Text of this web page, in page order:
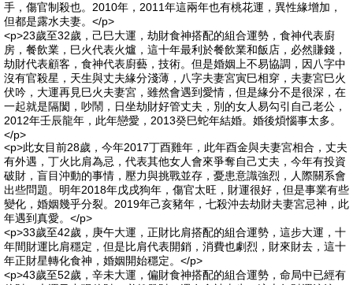
手，傷官制殺也。2010年，2011年這兩年也有桃花運，異性緣增加，
但都是露水夫妻。</p>
<p>23歲至32歲，己巳大運，劫財食神搭配的組合運勢，食神代表廚
房，餐飲業，巳火代表火爐，這十年最利於餐飲業和飯店，必然賺錢，
劫財代表顧客，食神代表廚藝，技術。但是婚姻上不易協調，因八字中
沒有官殺星，天生與丈夫緣分淺薄，八字夫妻宮寅巳相穿，夫妻宮巳火
伏吟，大運再見巳火夫妻宮，雖然會遇到愛情，但是緣分不是很深，在
一起就是隔閡，吵鬧，日坐劫財好管丈夫，別的女人易勾引自己老公，
2012年壬辰龍年，此年戀愛，2013癸巳蛇年結婚。婚後煩惱事太多。
</p>
<p>此女目前28歲，今年2017丁酉雞年，此年酉金與夫妻宮相合，丈夫
有外遇，丁火比肩為忌，代表其他女人會來爭奪自己丈夫，今年有投資
破財，盲目沖動的事情，壓力與挑戰並存，憂患意識強烈，人際關系會
出些問題。明年2018年戊戌狗年，傷官太旺，財運很好，但是事業有些
變化，婚姻幾乎分裂。2019年己亥豬年，七殺沖去劫財夫妻宮忌神，此
年遇到真愛。</p>
<p>33歲至42歲，庚午大運，正財比肩搭配的組合運勢，這步大運，十
年間財運比肩穩定，但是比肩代表開銷，消費也劇烈，財來財去，這十
年正財星轉化食神，婚姻開始穩定。</p>
<p>43歲至52歲，辛未大運，偏財食神搭配的組合運勢，命局中已經有